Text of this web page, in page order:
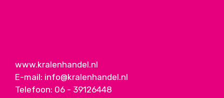
www.kralenhandel.nl
E-mail: info@kralenhandel.nl
Telefoon: 06 - 39126448